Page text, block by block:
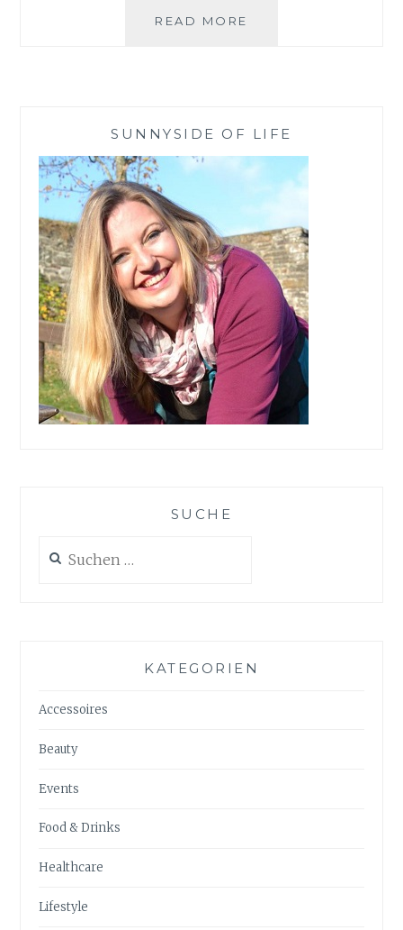
READ MORE
SUNNYSIDE OF LIFE
SUCHE
nach:
KATEGORIEN
Accessoires
Beauty
Events
Food & Drinks
Healthcare
Lifestyle